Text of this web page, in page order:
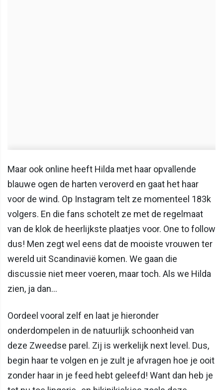
Maar ook online heeft Hilda met haar opvallende
blauwe ogen de harten veroverd en gaat het haar
voor de wind. Op Instagram telt ze momenteel 183k
volgers. En die fans schotelt ze met de regelmaat
van de klok de heerlijkste plaatjes voor. One to follow
dus! Men zegt wel eens dat de mooiste vrouwen ter
wereld uit Scandinavië komen. We gaan die
discussie niet meer voeren, maar toch. Als we Hilda
zien, ja dan...
Oordeel vooral zelf en laat je hieronder
onderdompelen in de natuurlijk schoonheid van
deze Zweedse parel. Zij is werkelijk next level. Dus,
begin haar te volgen en je zult je afvragen hoe je ooit
zonder haar in je feed hebt geleefd! Want dan heb je